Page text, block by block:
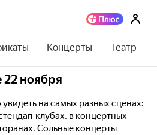
Концерты Театр
22 ноября
на самых разных сценах:
клубах, в концертных
Сольные концерты